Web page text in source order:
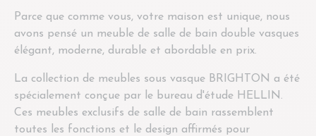
Parce que comme vous, votre maison est unique, nous
avons pensé un meuble de salle de bain double vasques
élégant, moderne, durable et abordable en prix.
La collection de meubles sous vasque BRIGHTON a été
spécialement conçue par le bureau d'étude HELLIN.
Ces meubles exclusifs de salle de bain rassemblent
toutes les fonctions et le design affirmés pour